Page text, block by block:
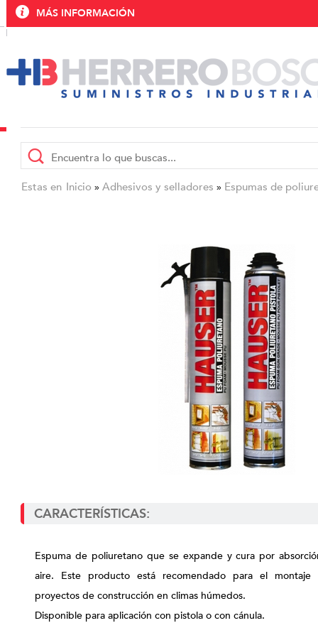
MÁS INFORMACIÓN
Estas en Inicio » Adhesivos y selladores » Espumas de
CARACTERÍSTICAS:
Espuma de poliuretano que se expande y cura por
aire. Este producto está recomendado para el
proyectos de construcción en climas húmedos.
Disponible para aplicación con pistola o con cánula.